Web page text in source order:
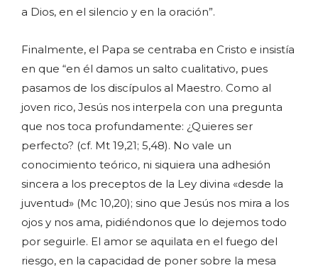
a Dios, en el silencio y en la oración”.
Finalmente, el Papa se centraba en Cristo e insistía
en que “en él damos un salto cualitativo, pues
pasamos de los discípulos al Maestro. Como al
joven rico, Jesús nos interpela con una pregunta
que nos toca profundamente: ¿Quieres ser
perfecto? (cf. Mt 19,21; 5,48). No vale un
conocimiento teórico, ni siquiera una adhesión
sincera a los preceptos de la Ley divina «desde la
juventud» (Mc 10,20); sino que Jesús nos mira a los
ojos y nos ama, pidiéndonos que lo dejemos todo
por seguirle. El amor se aquilata en el fuego del
riesgo, en la capacidad de poner sobre la mesa